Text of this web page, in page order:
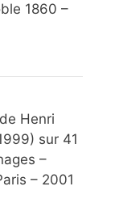
1860 –
Henri
sur 41
–
– 2001